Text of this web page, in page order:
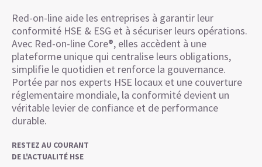
Red-on-line aide les entreprises à garantir leur
conformité HSE & ESG et à sécuriser leurs opérations.
Avec Red-on-line Core®, elles accèdent à une
plateforme unique qui centralise leurs obligations,
simplifie le quotidien et renforce la gouvernance.
Portée par nos experts HSE locaux et une couverture
réglementaire mondiale, la conformité devient un
véritable levier de confiance et de performance
durable.
RESTEZ AU COURANT
DE L'ACTUALITÉ HSE